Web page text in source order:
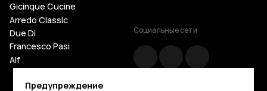
Gicinque Cucine
Arredo Classic
Due Di
Francesco Pasi
Alf
Tosconova
Социальные сети
Предупреждение